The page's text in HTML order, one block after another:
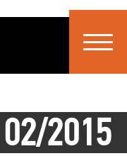
Toggle
2015